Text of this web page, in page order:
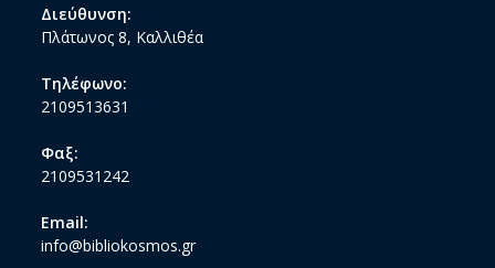
Διεύθυνση:
Πλάτωνος 8, Καλλιθέα
Τηλέφωνο:
2109513631
Φαξ:
2109531242
Email:
info@bibliokosmos.gr